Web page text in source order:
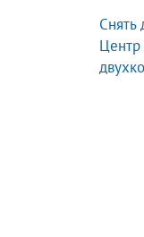
Снять
Центр